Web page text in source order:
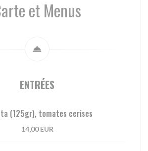
et Menus
ENTRÉES
(125gr), tomates cerises
14,00 EUR